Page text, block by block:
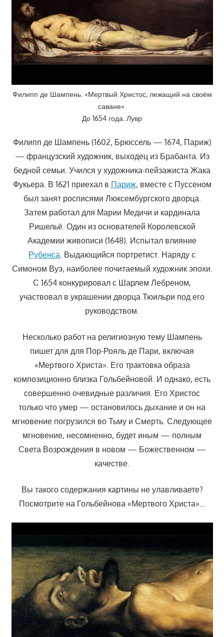
Филипп де Шампень. «Мертвый Христос, лежащий на своём
саване».
До 1654 года. Лувр
Филипп де Шампень (1602, Брюссель — 1674, Париж)
— французский художник, выходец из Брабанта. Из
бедной семьи. Учился у художника-пейзажиста Жака
Фукьера. В 1621 приехал в Париж, вместе с Пуссеном
был занят росписями Люксембургского дворца.
Затем работал для Марии Медичи и кардинала
Ришельё. Один из основателей Королевской
Академии живописи (1648). Испытал влияние
Рубенса . Выдающийся портретист. Наряду с
Симоном Вуэ, наиболее почитаемый художник эпохи.
С 1654 конкурировал с Шарлем Лебреном,
участвовал в украшении дворца Тюильри под его
руководством.
Несколько работ на религиозную тему Шампень
пишет для для Пор-Рояль де Пари, включая
«Мертвого Христа». Его трактовка образа
композиционно близка Гольбейновой. И однако, есть
совершенно очевидные различия. Его Христос
только что умер — остановилось дыхание и он на
мгновение погрузился во Тьму и Смерть. Следующее
мгновение, несомненно, будет иным — полным
Света Возрождения в новом — Божественном —
качестве.
Вы такого содержания картины не улавливаете?
Посмотрите на Гольбейнова «Мертвого Христа»…